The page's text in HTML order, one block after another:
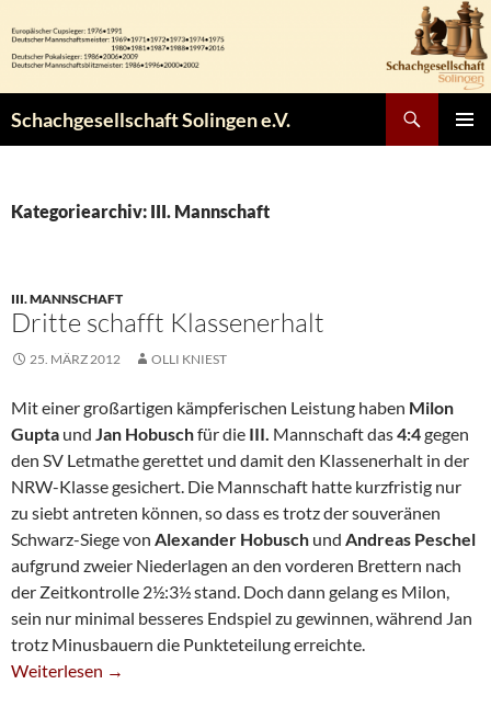
Inhalt
springen
Schachgesellschaft Solingen e.V.
Kategoriearchiv: III. Mannschaft
III. MANNSCHAFT
Dritte schafft Klassenerhalt
25. MÄRZ 2012 OLLI KNIEST
Mit einer großartigen kämpferischen Leistung haben Milon
Gupta und Jan Hobuschfür die III. Mannschaft das4:4gegen
den SV Letmathe gerettet und damit den Klassenerhalt in der
NRW-Klasse gesichert. Die Mannschaft hatte kurzfristig nur
zu siebt antreten können, so dass es trotz der souveränen
Schwarz-Siege von Alexander Hobusch und Andreas Peschel
aufgrund zweier Niederlagen an den vorderen Brettern nach
der Zeitkontrolle 2½:3½ stand. Doch dann gelang es Milon,
sein nur minimal besseres Endspiel zu gewinnen, während Jan
trotz Minusbauern die Punkteteilung erreichte.
Dritte Schafft Klassenerhalt
Weiterlesen →